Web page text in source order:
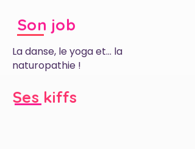
Son job
La danse, le yoga et... la
naturopathie !
Ses kiffs